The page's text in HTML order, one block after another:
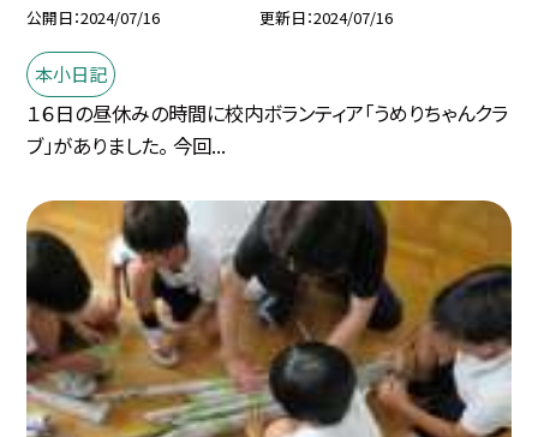
公開日 2024/07/16 更新日 2024/07/16
本小日記
１６日の昼休みの時間に校内ボランティア「うめりちゃんクラ
ブ」がありました。 今回...